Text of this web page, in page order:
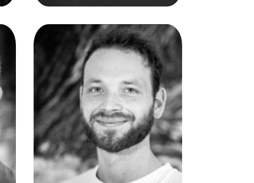
ETTER FREDERIC
Développeur Full-Stack